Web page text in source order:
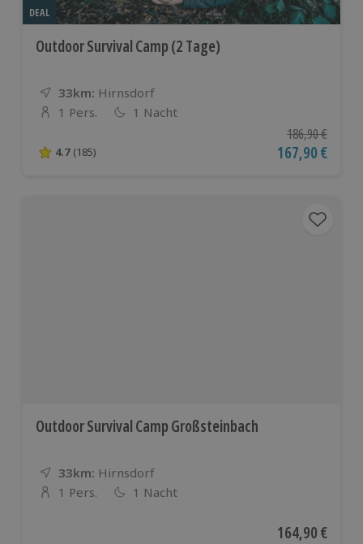
DEAL
Outdoor Survival Camp (2 Tage)
33km: Entfernung
Standort
Hirnsdorf
Anzahl der Teilnehmer
1 Pers. 1 Nacht
4.7 von 5 Sternen basierend auf 185 Bewertungen
4.7 (185)
Ursprünglicher
186,90 €
Aktueller Preis
167,90 €
Outdoor Survival Camp Großsteinbach
33km: Entfernung
Standort
Hirnsdorf
Anzahl der Teilnehmer
1 Pers. 1 Nacht
Aktueller Preis
164,90 €